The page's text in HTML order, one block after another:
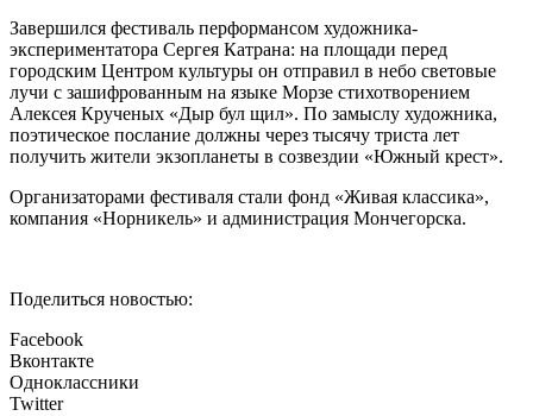
Завершился фестиваль перформансом художника-
экспериментатора Сергея Катрана: на площади перед
городским Центром культуры он отправил в небо световые
лучи с зашифрованным на языке Морзе стихотворением
Алексея Крученых «Дыр бул щил». По замыслу художника,
поэтическое послание должны через тысячу триста лет
получить жители экзопланеты в созвездии «Южный крест».
Организаторами фестиваля стали фонд «Живая классика»,
компания «Норникель» и администрация Мончегорска.
Поделиться новостью:
Facebook
Вконтакте
Одноклассники
Twitter